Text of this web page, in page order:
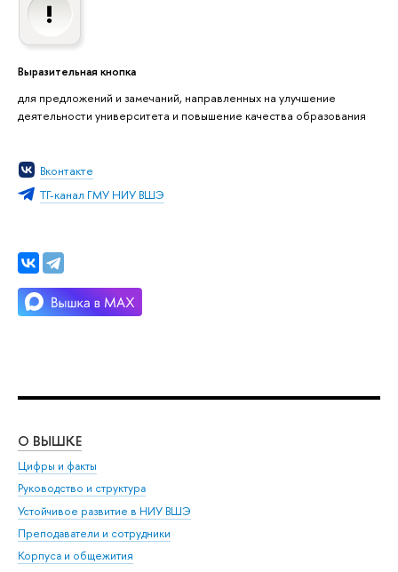
Выразительная кнопка
для предложений и замечаний, направленных на улучшение
деятельности университета и повышение качества образования
Вконтакте
ТГ-канал ГМУ НИУ ВШЭ
О ВЫШКЕ
Цифры и факты
Руководство и структура
Устойчивое развитие в НИУ ВШЭ
Преподаватели и сотрудники
Корпуса и общежития